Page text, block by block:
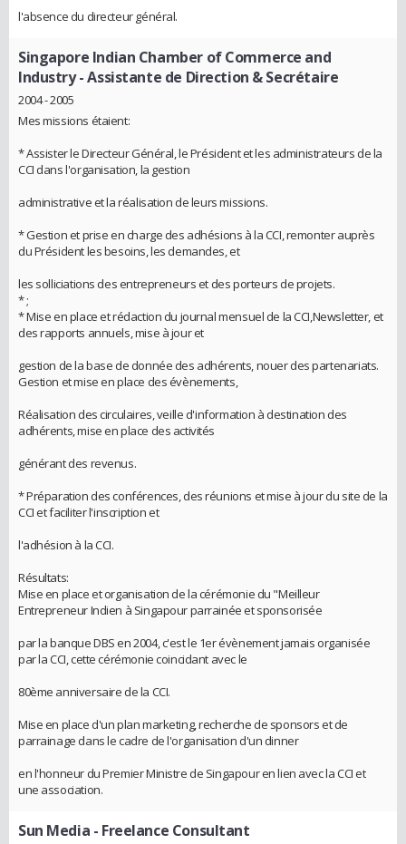
l'absence du directeur général.
Singapore Indian Chamber of Commerce and
Industry- Assistante de Direction & Secrétaire
2004 - 2005
Mes missions étaient:
* Assister le Directeur Général, le Président et les administrateurs de la
CCI dans l'organisation, la gestion
administrative et la réalisation de leurs missions.
* Gestion et prise en charge des adhésions à la CCI, remonter auprès
du Président les besoins, les demandes, et
les solliciations des entrepreneurs et des porteurs de projets.
* ;
* Mise en place et rédaction du journal mensuel de la CCI,Newsletter, et
des rapports annuels, mise à jour et
gestion de la base de donnée des adhérents, nouer des partenariats.
Gestion et mise en place des évènements,
Réalisation des circulaires, veille d'information à destination des
adhérents, mise en place des activités
générant des revenus.
* Préparation des conférences, des réunions et mise à jour du site de la
CCI et faciliter l'inscription et
l'adhésion à la CCI.
Résultats:
Mise en place et organisation de la cérémonie du "Meilleur
Entrepreneur Indien à Singapour parrainée et sponsorisée
par la banque DBS en 2004, c'est le 1er évènement jamais organisée
par la CCI, cette cérémonie coincidant avec le
80ème anniversaire de la CCI.
Mise en place d'un plan marketing, recherche de sponsors et de
parrainage dans le cadre de l'organisation d'un dinner
en l'honneur du Premier Ministre de Singapour en lien avec la CCI et
une association.
Sun Media - Freelance Consultant